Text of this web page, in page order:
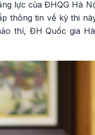
lực của ĐHQG Hà
thông tin về kỳ thi
thí, ĐH Quốc gia